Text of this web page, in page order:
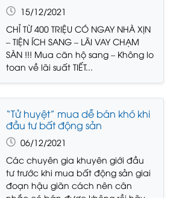
15/12/2021
CHỈ TỪ 400 TRIỆU CÓ NGAY NHÀ XỊN
– TIỆN ÍCH SANG – LÃI VAY CHẠM
SÀN !!! Mua căn hộ sang – Không lo
toan về lãi suất TIẾT...
“Tử huyệt” mua dễ bán khó khi
đầu tư bất động sản
06/12/2021
Các chuyên gia khuyên giới đầu
tư trước khi mua bất động sản giai
đoạn hậu giãn cách nên cân